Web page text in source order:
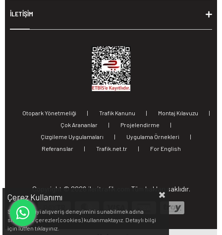
İLETİŞİM
Otopark Yönetmeliği | Trafik Kanunu | Montaj Kılavuzu
|
Çok Arananlar
| Projelendirme
|
Çizgileme Uygulamaları
| Uygulama Örnekleri
|
Referanslar
| Trafik.net.tr | For English
Copyright © 2026 ileritrafik.com Tüm hakları saklıdır.
Çerez Kullanımı
Sizlere en iyi alışveriş deneyimini sunabilmek adına
sitemizde çerezler(cookies) kullanmaktayız. Detaylı bilgi
için lütfen tıklayınız.